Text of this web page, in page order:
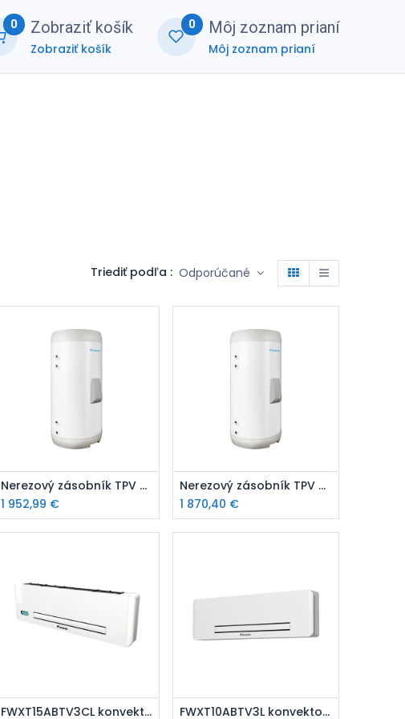
0 Zobraziť košík
Zobraziť košík
0 Môj zoznam prianí
Môj zoznam prianí
Triediť podľa : Odporúčané
Pridať do košíka
Nerezový zásobník TPV 300 l
1 952,99 €
Pridať do košíka
Nerezový zásobník TPV 250 l
1 870,40 €
Pridať do košíka FWXT15ABTV3CL konvektor tepelné čerpadla s výkonom 1,02 kW, pripojenie vľavo, s IR ovládačom Pridať do košíka FWXT10ABTV3L konvektor tepelné čerpadla s výkonom 0,79 kW, pripojenie vľavo